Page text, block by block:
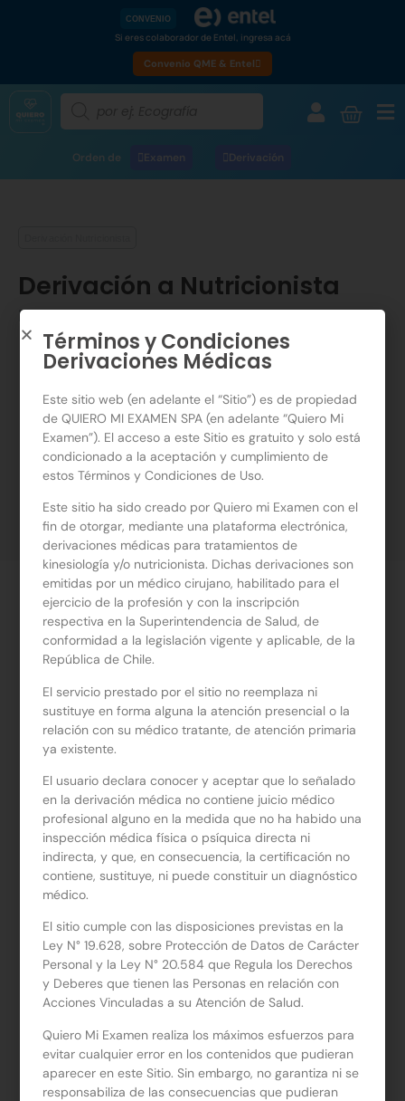
CONVENIO
Si eres colaborador de Entel, ingresa acá
Convenio QME & Entel
Orden de Examen Derivación
Derivación a Nutricionista
Por Dra. Lizbett Cheryl Rademacher Belmar
Compartir
Sobre la derivación
Derivaciones médicas para Nutricionistas de
cualquier ciudad del país.
Pincha sobre el diagnóstico y accede a la derivación
médica que necesitas.
Diagnósticos:
Sobrepeso
Enfermedad cardiovascular (Hipertensión, Diabetes,
Dislipidemia)
Alergia alimentaria
Síndrome de Colon Irritable
Enfermedad celíaca
Términos y Condiciones
Derivaciones Médicas
Este sitio web (en adelante el “Sitio”) es de propiedad
de QUIERO MI EXAMEN SPA (en adelante “Quiero Mi
Examen”). El acceso a este Sitio es gratuito y solo está
condicionado a la aceptación y cumplimiento de
estos Términos y Condiciones de Uso.
Este sitio ha sido creado por Quiero mi Examen con el
fin de otorgar, mediante una plataforma electrónica,
derivaciones médicas para tratamientos de
kinesiología y/o nutricionista. Dichas derivaciones son
emitidas por un médico cirujano, habilitado para el
ejercicio de la profesión y con la inscripción
respectiva en la Superintendencia de Salud, de
conformidad a la legislación vigente y aplicable, de la
República de Chile.
El servicio prestado por el sitio no reemplaza ni
sustituye en forma alguna la atención presencial o la
relación con su médico tratante, de atención primaria
ya existente.
El usuario declara conocer y aceptar que lo señalado
en la derivación médica no contiene juicio médico
profesional alguno en la medida que no ha habido una
inspección médica física o psíquica directa ni
indirecta, y que, en consecuencia, la certificación no
contiene, sustituye, ni puede constituir un diagnóstico
médico.
El sitio cumple con las disposiciones previstas en la
Ley N° 19.628, sobre Protección de Datos de Carácter
Personal y la Ley N° 20.584 que Regula los Derechos
y Deberes que tienen las Personas en relación con
Acciones Vinculadas a su Atención de Salud.
Quiero Mi Examen realiza los máximos esfuerzos para
evitar cualquier error en los contenidos que pudieran
aparecer en este Sitio. Sin embargo, no garantiza ni se
responsabiliza de las consecuencias que pudieran